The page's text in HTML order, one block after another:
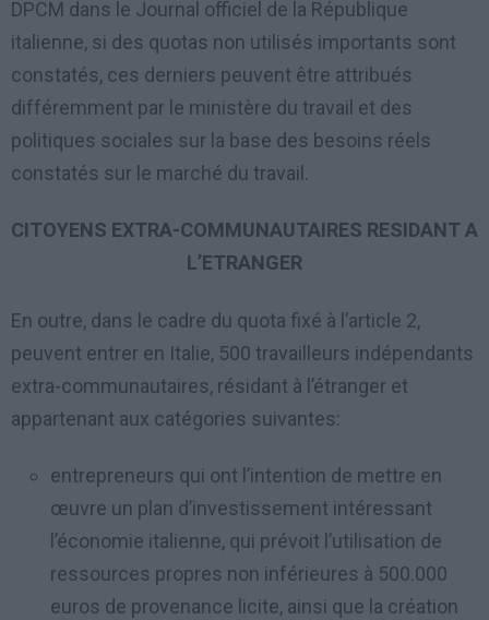
DPCM dans le Journal officiel de la République
italienne, si des quotas non utilisés importants sont
constatés, ces derniers peuvent être attribués
différemment par le ministère du travail et des
politiques sociales sur la base des besoins réels
constatés sur le marché du travail.
CITOYENS EXTRA-COMMUNAUTAIRES RESIDANT A
L’ETRANGER
En outre, dans le cadre du quota fixé à l’article 2,
peuvent entrer en Italie, 500 travailleurs indépendants
extra-communautaires, résidant à l’étranger et
appartenant aux catégories suivantes:
entrepreneurs qui ont l’intention de mettre en
œuvre un plan d’investissement intéressant
l’économie italienne, qui prévoit l’utilisation de
ressources propres non inférieures à 500.000
euros de provenance licite, ainsi que la création